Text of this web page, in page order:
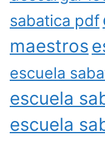
sabatica pdf
maestros
escuela
escuela
escuela